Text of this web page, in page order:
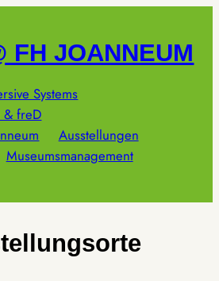
FH JOANNEUM
Systems
& freD
Ausstellungen
Museumsmanagement